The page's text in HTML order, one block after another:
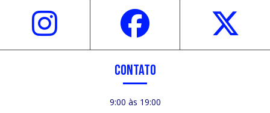
CONTATO
9:00 às 19:00